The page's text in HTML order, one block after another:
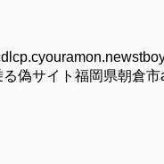
サイト福岡県朝倉市